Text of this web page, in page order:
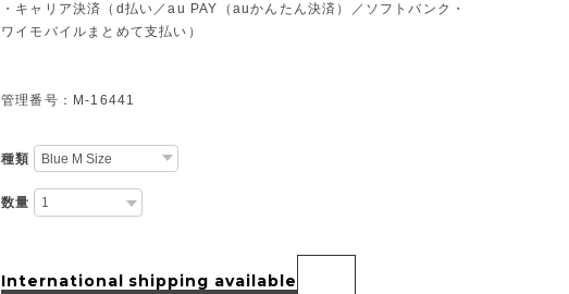
・キャリア決済（d払い／au PAY（auかんたん決済）／ソフトバンク・
ワイモバイルまとめて支払い）
管理番号：M-16441
種類
数量
International shipping available